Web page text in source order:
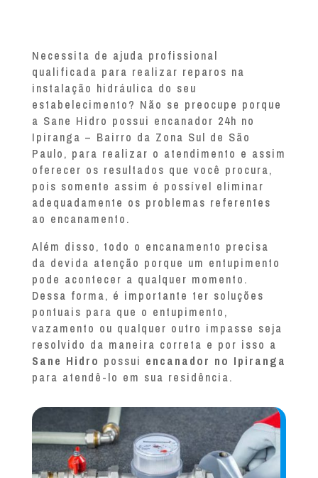
Necessita de ajuda profissional
qualificada para realizar reparos na
instalação hidráulica do seu
estabelecimento? Não se preocupe porque
a Sane Hidro possui encanador 24h no
Ipiranga – Bairro da Zona Sul de São
Paulo, para realizar o atendimento e assim
oferecer os resultados que você procura,
pois somente assim é possível eliminar
adequadamente os problemas referentes
ao encanamento.
Além disso, todo o encanamento precisa
da devida atenção porque um entupimento
pode acontecer a qualquer momento.
Dessa forma, é importante ter soluções
pontuais para que o entupimento,
vazamento ou qualquer outro impasse seja
resolvido da maneira correta e por isso a
Sane Hidro possui encanador no Ipiranga
para atendê-lo em sua residência.